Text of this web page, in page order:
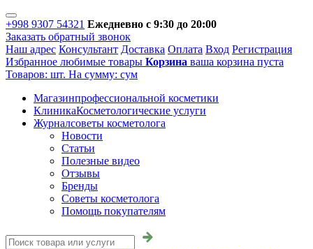
+998 9307 54321 Ежедневно с 9:30 до 20:00
Заказать обратный звонок
Наш адрес Консультант Доставка Оплата Вход Регистрация
Избранное любимые товары Корзина ваша корзина пуста
Товаров: шт. На сумму: сум
Магазинпрофессиональной косметики
КлиникаКосметологические услуги
Журналсоветы косметолога
Новости
Статьи
Полезные видео
Отзывы
Бренды
Советы косметолога
Помощь покупателям